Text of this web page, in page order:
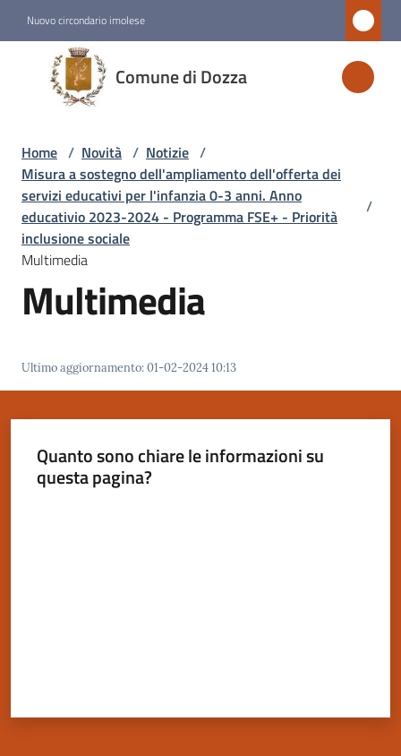
Nuovo circondario imolese
Comune di Dozza
Comune
di
Dozza
Amministrazione
Novità
Menu selezionato
Servizi
Vivere
Servizi
Home / Novità / Notizie /
Misura a sostegno dell'ampliamento dell'offerta dei
servizi educativi per l'infanzia 0-3 anni. Anno
educativio 2023-2024 - Programma FSE+ - Priorità
inclusione sociale
/
Multimedia
Multimedia
Ultimo aggiornamento:01-02-2024 10:13
Quanto sono chiare le informazioni su
questa pagina?